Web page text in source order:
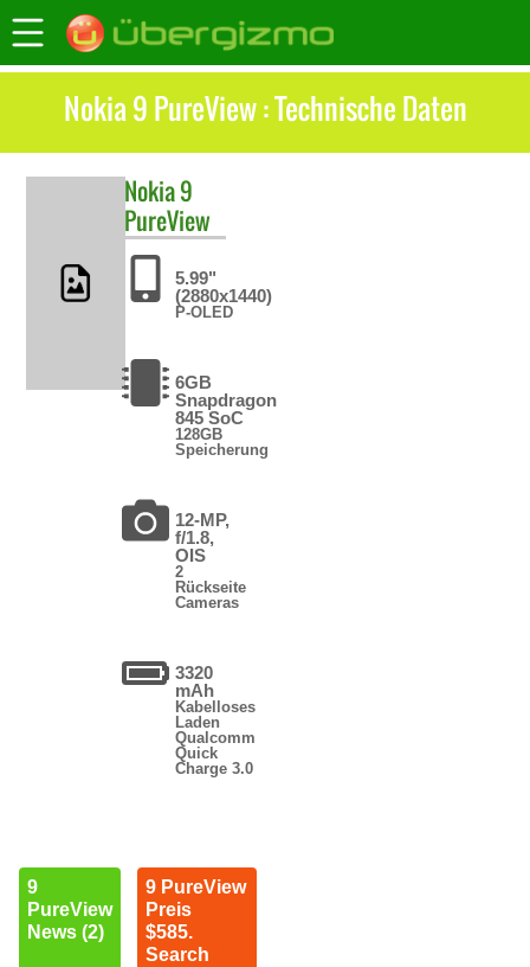
Nokia 9 PureView : Technische Daten
Nokia9
PureView
5.99"
(2880x1440)
P-OLED
6GB
Snapdragon
845 SoC
128GB
Speicherung
12-MP,
f/1.8,
OIS
2
Rückseite
Cameras
3320
mAh
Kabelloses
Laden
Qualcomm
Quick
Charge 3.0
9
PureView
News (2)
9 PureView
Preis
$585.
Search